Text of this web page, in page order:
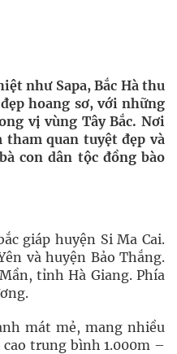
như Sapa, Bắc Hà thu
hoang sơ, với những
vị vùng Tây Bắc. Nơi
tham quan tuyệt đẹp và
con dân tộc đồng bào
giáp huyện Si Ma Cai.
và huyện Bảo Thắng.
tỉnh Hà Giang. Phía
mát mẻ, mang nhiều
cao trung bình 1.000m –